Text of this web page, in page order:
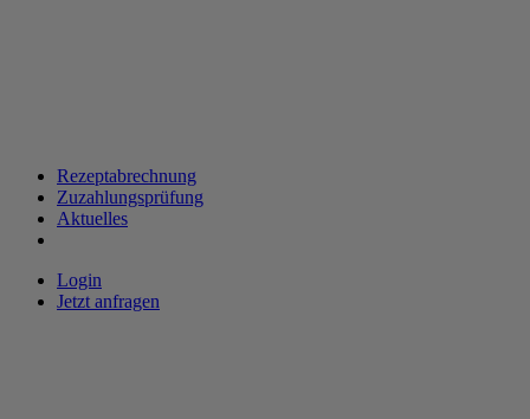
Rezeptabrechnung
Zuzahlungsprüfung
Aktuelles
Login
Jetzt anfragen